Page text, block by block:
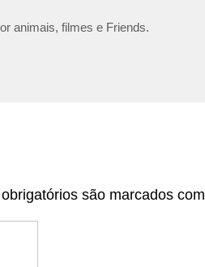
animais, filmes e Friends.
são marcados com